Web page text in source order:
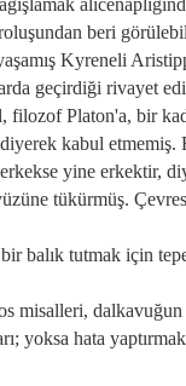
beri
Kyreneli
geçirdiği rivayet
filozof Platon'a, bir
kabul etmemiş.
yine erkektir,
tükürmüş.
balık tutmak için
misalleri, dalkavuğun
yoksa hata